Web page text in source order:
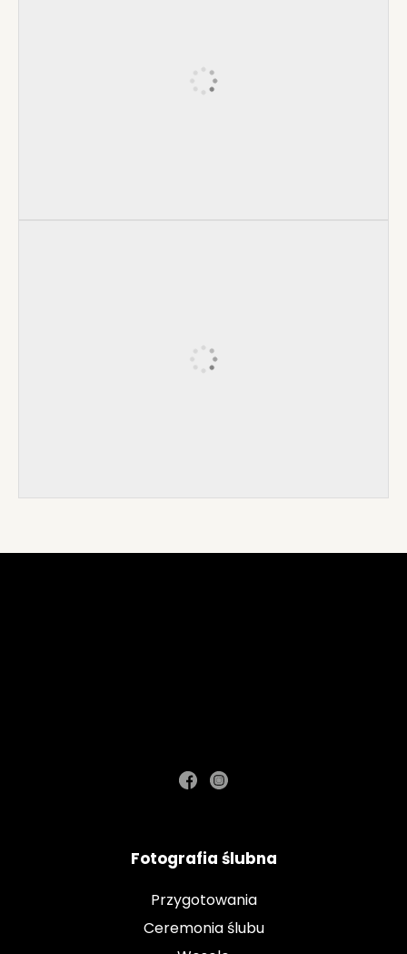
Fotografia ślubna
Przygotowania
Ceremonia ślubu